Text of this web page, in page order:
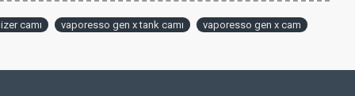
camı vaporesso gen x tank camı vaporesso gen x cam